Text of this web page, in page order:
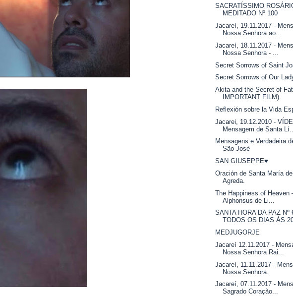
SACRATÍSSIMO
MEDITADO Nº 100
Jacareí, 19.11.2017 -
Nossa Senhora ao...
Jacareí, 18.11.2017 -
Nossa Senhora - ...
Secret Sorrows of Saint
Secret Sorrows of Our
Akita and the Secret of
IMPORTANT FILM)
Reflexión sobre la Vida
Jacarei, 19.12.2010 -
Mensagem de Santa Lí...
Mensagens e Verdadeira
São José
SAN GIUSEPPE♥
Oración de Santa María
Agreda.
The Happiness of
Alphonsus de Li...
SANTA HORA DA PAZ Nº
TODOS OS DIAS ÀS
MEDJUGORJE
Jacareí 12.11.2017 -
Nossa Senhora Rai...
Jacareí, 11.11.2017 -
Nossa Senhora.
Jacareí, 07.11.2017 -
Sagrado Coração...